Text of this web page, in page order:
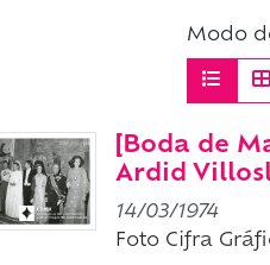
Modo
[Boda de
Ardid
14/03/1974
Foto Cifra